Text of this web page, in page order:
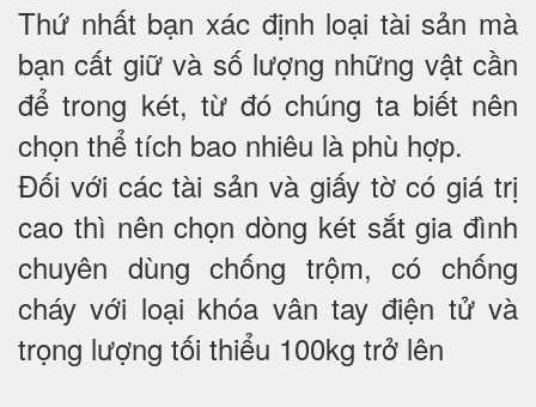
Thứ nhất bạn xác định loại tài sản mà
bạn cất giữ và số lượng những vật cần
để trong két, từ đó chúng ta biết nên
chọn thể tích bao nhiêu là phù hợp.
Đối với các tài sản và giấy tờ có giá trị
cao thì nên chọn dòng két sắt gia đình
chuyên dùng chống trộm, có chống
cháy với loại khóa vân tay điện tử và
trọng lượng tối thiểu 100kg trở lên